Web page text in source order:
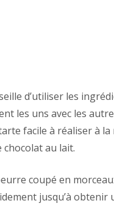
d’utiliser les
les uns avec les
facile à réaliser à
au lait.
coupé en
jusqu’à obtenir